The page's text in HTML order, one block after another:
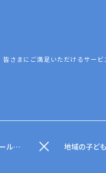
さまにご満足いただけるサービ
宮古島・北小学校女子ミニバスケットボールチームへ激励金を贈呈が地元紙に掲載されました。